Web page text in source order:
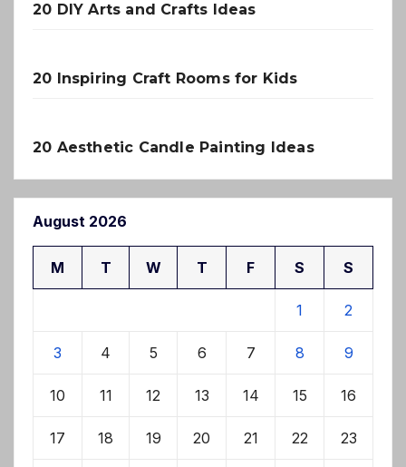
20 DIY Arts and Crafts Ideas
20 Inspiring Craft Rooms for Kids
20 Aesthetic Candle Painting Ideas
August 2026
M T W T F S S
1 2
3 4 5 6 7 8 9
10 11 12 13 14 15 16
17 18 19 20 21 22 23